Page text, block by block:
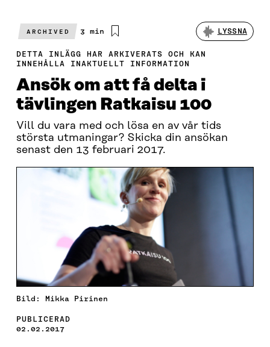
ARCHIVED
Beräknad
3 min LYSSNA
DETTA INLÄGG HAR ARKIVERATS OCH KAN
INNEHÅLLA INAKTUELLT INFORMATION
Ansök om att få delta i
tävlingen Ratkaisu 100
Vill du vara med och lösa en av vår tids
största utmaningar? Skicka din ansökan
senast den 13 februari 2017.
Bild: Mikka Pirinen
PUBLICERAD
02.02.2017